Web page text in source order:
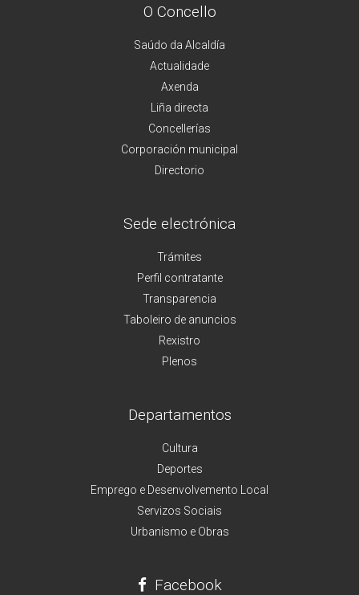
O Concello
Saúdo da Alcaldía
Actualidade
Axenda
Liña directa
Concellerías
Corporación municipal
Directorio
Sede electrónica
Trámites
Perfil contratante
Transparencia
Taboleiro de anuncios
Rexistro
Plenos
Departamentos
Cultura
Deportes
Emprego e Desenvolvemento Local
Servizos Sociais
Urbanismo e Obras
Facebook